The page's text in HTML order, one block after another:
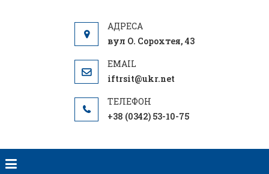
вул О. Сорохтея, 43
iftrsit@ukr.net
+38 (0342) 53-10-75